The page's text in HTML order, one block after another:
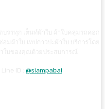
@siampabai